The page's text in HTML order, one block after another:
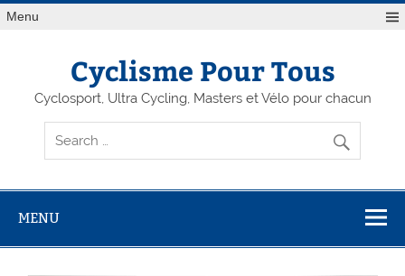
Menu
Cyclisme Pour Tous
Cyclosport, Ultra Cycling, Masters et Vélo pour chacun
MENU